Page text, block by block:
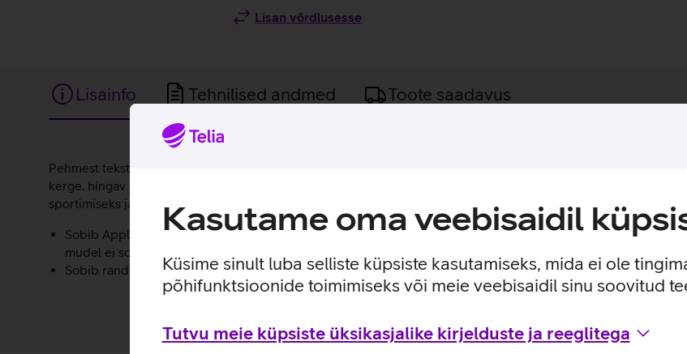
Kasutame oma veebisaidil
Küsime sinult luba selliste küpsiste kasutamiseks, mida ei ole
põhifunktsioonide toimimiseks või meie veebisaidil sinu soovitud
Tutvu meie küpsiste üksikasjalike kirjelduste ja reeglitega
Lisan võrdlusesse
Lisainfo Tehnilised andmed Toote saadavus
Lisainfo
Pehmest tekstiilist kellarihm on mugav, vastupidav ja ideaalne valik aktiivseks eluviisiks ning igapäevaseks
kerge, hingav ja nahasõbralik, pakkudes maksimaalset mugavust ka pikema kasutuse jooksul. Hea õhuliikuvus
sportimiseks ja liikumiseks. Reguleeritav takjakinnitus võimaldab rihma kiiresti ja täpselt sobivaks seada,
Sobib Apple Watch mudelitele suuruses 42/44/45/46 mm, sealhulgas SE mudelitele. Apple Watch Series
mudel ei sobi.
Sobib randme ümbermõõdule 16–21 cm.